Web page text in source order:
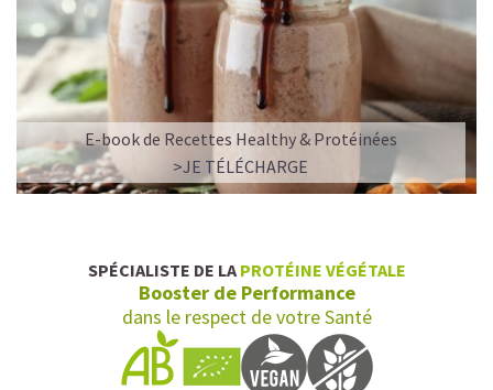
E-book de Recettes Healthy & Protéinées
>JE TÉLÉCHARGE
SPÉCIALISTE DE LA PROTÉINE VÉGÉTALE
Booster de Performance
dans le respect de votre Santé